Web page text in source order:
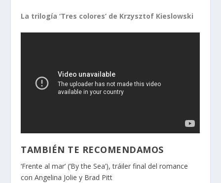
La trilogía ‘Tres colores’ de Krzysztof Kieslowski
TAMBIÉN TE RECOMENDAMOS
‘Frente al mar’ (‘By the Sea’), tráiler final del romance
con Angelina Jolie y Brad Pitt